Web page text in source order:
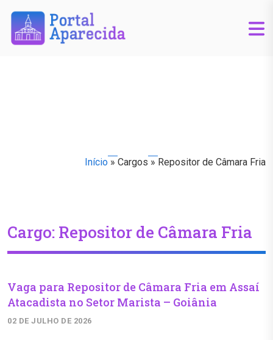
Início » Cargos » Repositor de Câmara Fria
Cargo: Repositor de Câmara Fria
Vaga para Repositor de Câmara Fria em Assaí
Atacadista no Setor Marista – Goiânia
02 DE JULHO DE 2026